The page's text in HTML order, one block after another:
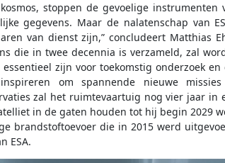
stoppen de gevoelige instrumenten
gegevens. Maar de nalatenschap van
van dienst zijn,” concludeert Matthias
die in twee decennia is verzameld, zal
zijn voor toekomstig onderzoek en
om spannende nieuwe
zal het ruimtevaartuig nog vier jaar in
in de gaten houden tot hij begin 2029
brandstoftoevoer die in 2015 werd
ESA.